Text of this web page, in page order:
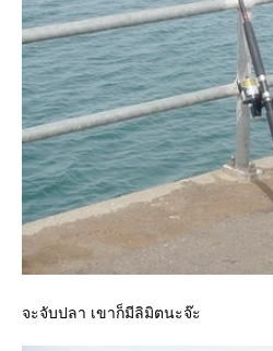
จะจับปลา เขาก็มีลิมิตนะจ๊ะ